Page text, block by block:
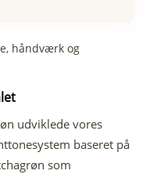
håndværk og
udviklede vores
baseret på
som